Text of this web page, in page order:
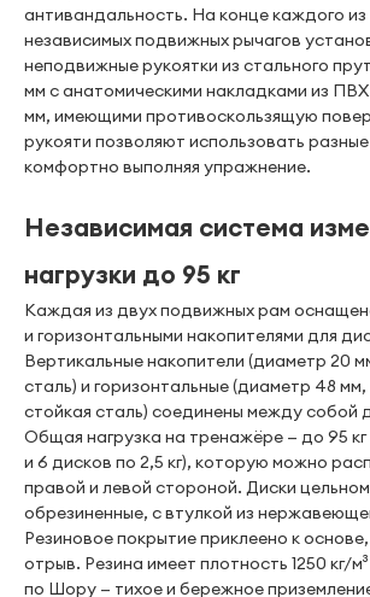
антивандальность. На конце каждого из
независимых подвижных рычагов
неподвижные рукоятки из стального
мм с анатомическими накладками из
мм, имеющими противоскользящую
рукояти позволяют использовать
комфортно выполняя упражнение.
Независимая система
нагрузки до 95 кг
Каждая из двух подвижных рам
и горизонтальными накопителями для
Вертикальные накопители (диаметр 20
сталь) и горизонтальные (диаметр 48
стойкая сталь) соединены между собой
Общая нагрузка на тренажёре — до 95 кг
и 6 дисков по 2,5 кг), которую можно
правой и левой стороной. Диски
обрезиненные, с втулкой из
Резиновое покрытие приклеено к
отрыв. Резина имеет плотность 1250 кг/
по Шору — тихое и бережное